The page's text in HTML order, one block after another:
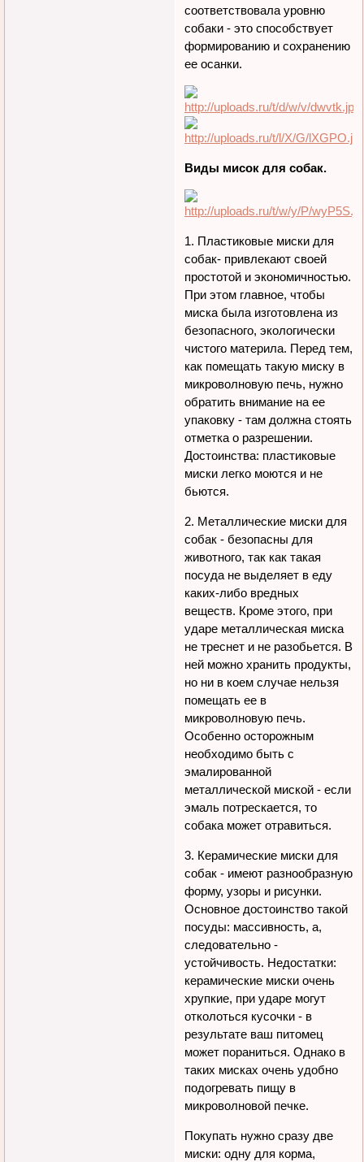
соответствовала уровню
собаки - это способствует
формированию и сохранению
ее осанки.
Виды мисок для собак.
1. Пластиковые миски для
собак- привлекают своей
простотой и экономичностью.
При этом главное, чтобы
миска была изготовлена из
безопасного, экологически
чистого материла. Перед тем,
как помещать такую миску в
микроволновую печь, нужно
обратить внимание на ее
упаковку - там должна стоять
отметка о разрешении.
Достоинства: пластиковые
миски легко моются и не
бьются.
2. Металлические миски для
собак - безопасны для
животного, так как такая
посуда не выделяет в еду
каких-либо вредных
веществ. Кроме этого, при
ударе металлическая миска
не треснет и не разобьется. В
ней можно хранить продукты,
но ни в коем случае нельзя
помещать ее в
микроволновую печь.
Особенно осторожным
необходимо быть с
эмалированной
металлической миской - если
эмаль потрескается, то
собака может отравиться.
3. Керамические миски для
собак - имеют разнообразную
форму, узоры и рисунки.
Основное достоинство такой
посуды: массивность, а,
следовательно -
устойчивость. Недостатки:
керамические миски очень
хрупкие, при ударе могут
отколоться кусочки - в
результате ваш питомец
может пораниться. Однако в
таких мисках очень удобно
подогревать пищу в
микроволновой печке.
Покупать нужно сразу две
миски: одну для корма,